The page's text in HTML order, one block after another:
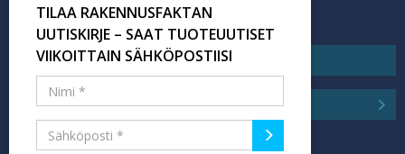
Tilaa uutiskirje
TILAA RAKENNUSFAKTAN
UUTISKIRJE – SAAT TUOTEUUTISET
VIIKOITTAIN SÄHKÖPOSTIISI